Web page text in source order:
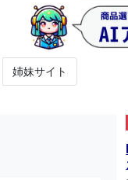
姉妹サイト